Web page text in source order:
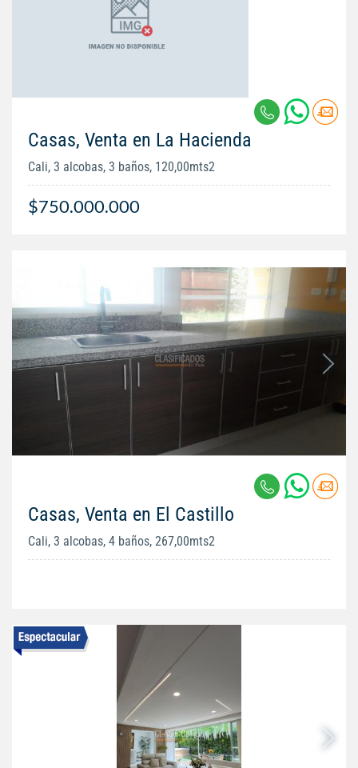
Casas, Venta en La Hacienda
Cali, 3 alcobas, 3 baños, 120,00mts2
$750.000.000
Casas, Venta en El Castillo
Cali, 3 alcobas, 4 baños, 267,00mts2